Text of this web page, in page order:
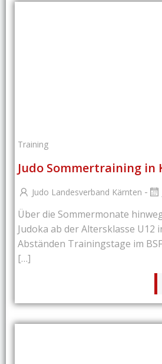
Training
Judo Sommertraining in
Judo Landesverband Kärnten -
Über die Sommermonate
Judoka ab der Altersklasse U12
Abständen Trainingstage im
[…]